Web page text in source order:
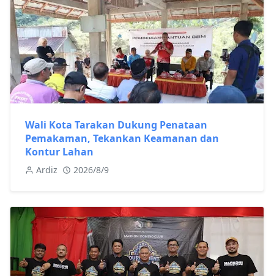
Wali Kota Tarakan Dukung Penataan
Pemakaman, Tekankan Keamanan dan
Kontur Lahan
Ardiz 2026/8/9